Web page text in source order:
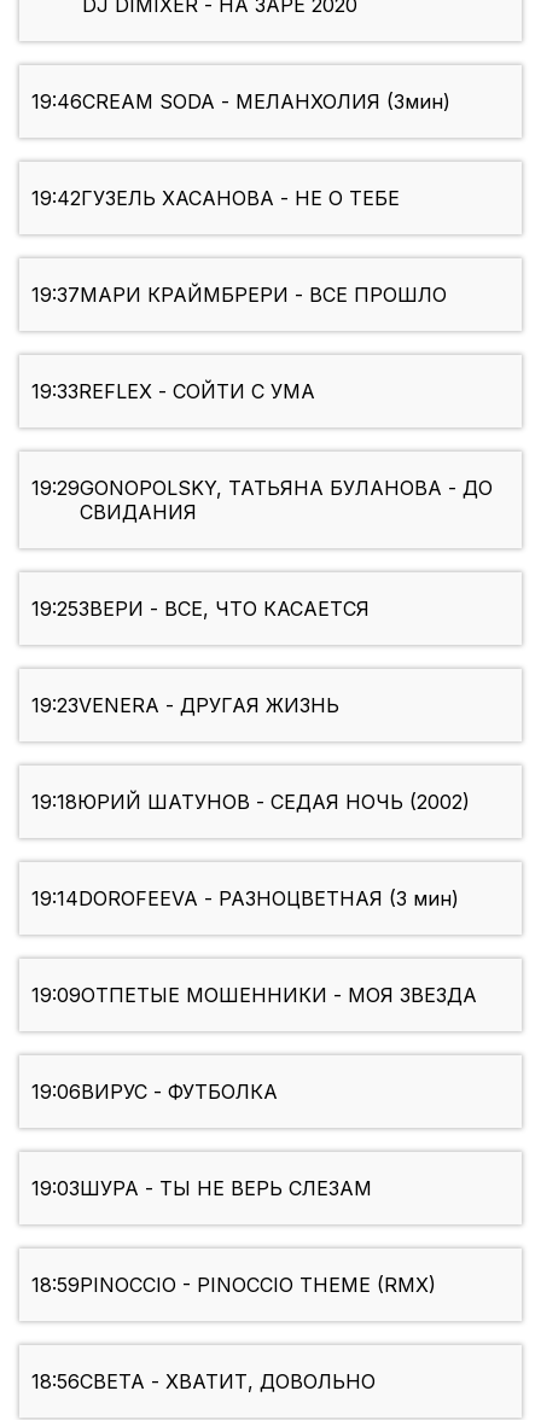
DJ DIMIXER - НА ЗАРЕ 2020
19:46CREAM SODA - МЕЛАНХОЛИЯ (3мин)
19:42ГУЗЕЛЬ ХАСАНОВА - НЕ О ТЕБЕ
19:37МАРИ КРАЙМБРЕРИ - ВСЕ ПРОШЛО
19:33REFLEX - СОЙТИ С УМА
19:29GONOPOLSKY, ТАТЬЯНА БУЛАНОВА - ДО
СВИДАНИЯ
19:25ЗВЕРИ - ВСЕ, ЧТО КАСАЕТСЯ
19:23VENERA - ДРУГАЯ ЖИЗНЬ
19:18ЮРИЙ ШАТУНОВ - СЕДАЯ НОЧЬ (2002)
19:14DOROFEEVA - РАЗНОЦВЕТНАЯ (3 мин)
19:09ОТПЕТЫЕ МОШЕННИКИ - МОЯ ЗВЕЗДА
19:06ВИРУС - ФУТБОЛКА
19:03ШУРА - ТЫ НЕ ВЕРЬ СЛЕЗАМ
18:59PINOCCIO - PINOCCIO THEME (RMX)
18:56СВЕТА - ХВАТИТ, ДОВОЛЬНО